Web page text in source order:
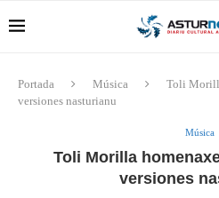
Portada Música
Toli
versiones nasturianu
Música
Toli Morilla
versiones